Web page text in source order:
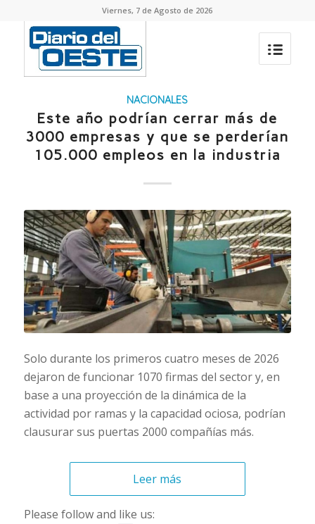
Viernes, 7 de Agosto de 2026
NACIONALES
Este año podrían cerrar más de
3000 empresas y que se perderían
105.000 empleos en la industria
Solo durante los primeros cuatro meses de 2026
dejaron de funcionar 1070 firmas del sector y, en
base a una proyección de la dinámica de la
actividad por ramas y la capacidad ociosa, podrían
clausurar sus puertas 2000 compañías más.
Leer más
Please follow and like us: